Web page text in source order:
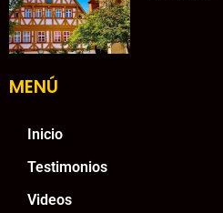
MENÚ
Inicio
Testimonios
Videos